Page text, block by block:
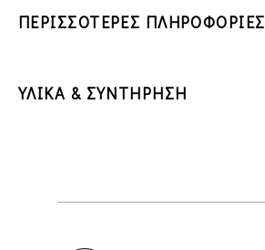
ΠΕΡΙΣΣΟΤΕΡΕΣ ΠΛΗΡΟΦΟΡΙΕΣ
ΥΛΙΚΑ & ΣΥΝΤΗΡΗΣΗ